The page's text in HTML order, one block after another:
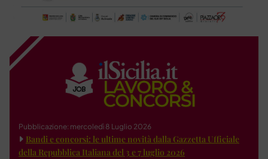
Pubblicazione: mercoledì 8 Luglio 2026
Bandi e concorsi: le ultime novità dalla Gazzetta Ufficiale
della Repubblica Italiana del 3 e 7 luglio 2026